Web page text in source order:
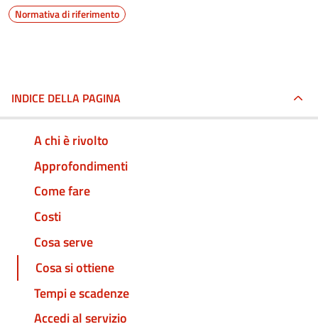
Normativa di riferimento
INDICE DELLA PAGINA
A chi è rivolto
Approfondimenti
Come fare
Costi
Cosa serve
Cosa si ottiene
Tempi e scadenze
Accedi al servizio